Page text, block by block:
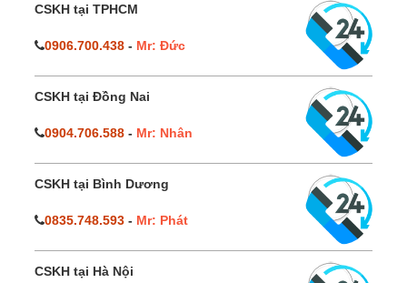
CSKH tại TPHCM
0906.700.438 - Mr: Đức
CSKH tại Đồng Nai
0904.706.588 - Mr: Nhân
CSKH tại Bình Dương
0835.748.593 - Mr: Phát
CSKH tại Hà Nội